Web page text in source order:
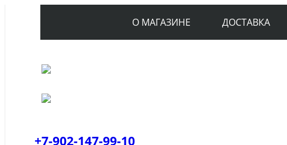
О МАГАЗИНЕ ДОСТАВКА
+7-902-147-99-10